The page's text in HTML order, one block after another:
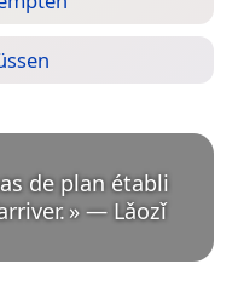
de plan établi
» — Lǎozǐ